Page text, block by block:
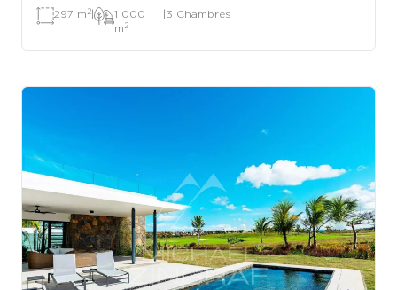
297 m 2|
1 000
m 2
|3 Chambres